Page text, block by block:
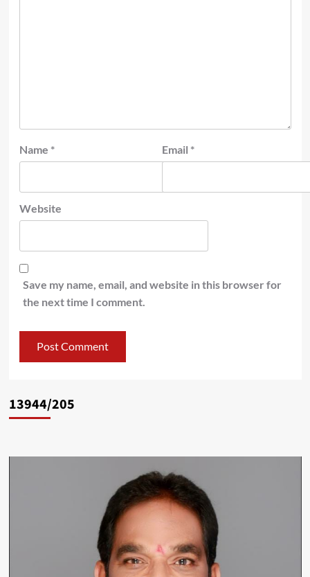
Name * Email *
Website
Save my name, email, and website in this browser for
the next time I comment.
13944/205